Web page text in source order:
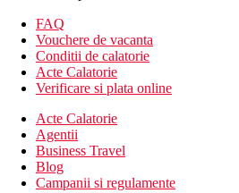
Sezlonguri, umbrele,
Oferta sportiva
Gratuit: tenis de masa, darts,
activitati de animatie
Contra cost: sporturi nautice
Wellness
Gratuit: baie turceasca, sauna
Contra cost: masaje si alte
FAQ
Vouchere de vacanta
Conditii de calatorie
Acte Calatorie
Verificare si plata online
Acte Calatorie
Agentii
Business Travel
Blog
Campanii si regulamente